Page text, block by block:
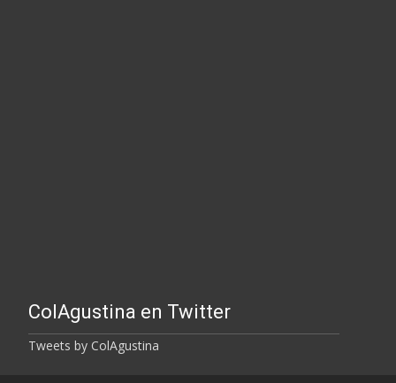
ColAgustina en Twitter
Tweets by ColAgustina